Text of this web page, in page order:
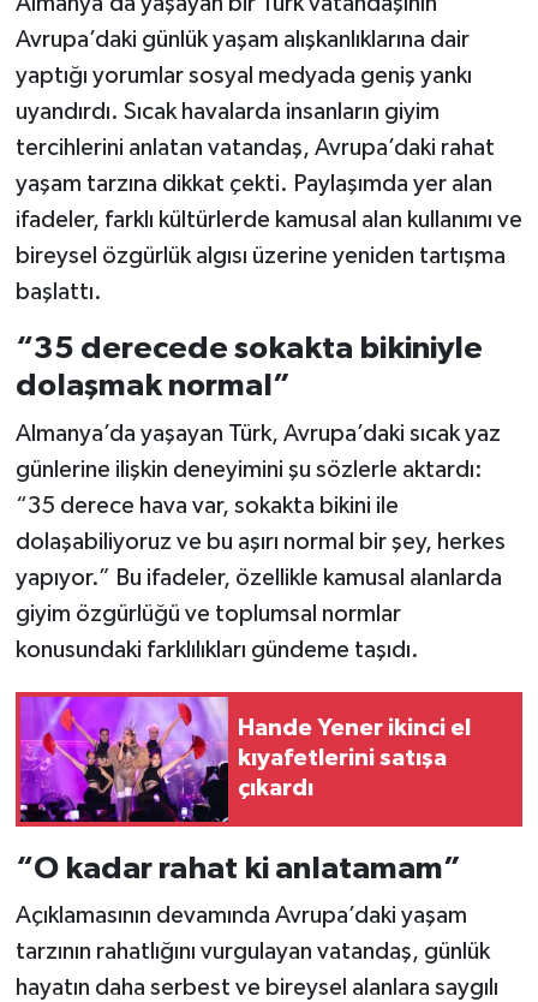
Avrupa’daki günlük yaşam alışkanlıklarına dair
yaptığı yorumlar sosyal medyada geniş yankı
uyandırdı. Sıcak havalarda insanların giyim
tercihlerini anlatan vatandaş, Avrupa’daki rahat
yaşam tarzına dikkat çekti. Paylaşımda yer alan
ifadeler, farklı kültürlerde kamusal alan kullanımı ve
bireysel özgürlük algısı üzerine yeniden tartışma
başlattı.
“35 derecede sokakta bikiniyle
dolaşmak normal”
Almanya’da yaşayan Türk, Avrupa’daki sıcak yaz
günlerine ilişkin deneyimini şu sözlerle aktardı:
“35 derece hava var, sokakta bikini ile
dolaşabiliyoruz ve bu aşırı normal bir şey, herkes
yapıyor.” Bu ifadeler, özellikle kamusal alanlarda
giyim özgürlüğü ve toplumsal normlar
konusundaki farklılıkları gündeme taşıdı.
Hande Yener ikinci el
kıyafetlerini satışa
çıkardı
“O kadar rahat ki anlatamam”
Açıklamasının devamında Avrupa’daki yaşam
tarzının rahatlığını vurgulayan vatandaş, günlük
hayatın daha serbest ve bireysel alanlara saygılı
Teknoloji
Yaşam
KAHRAMANMARAŞ